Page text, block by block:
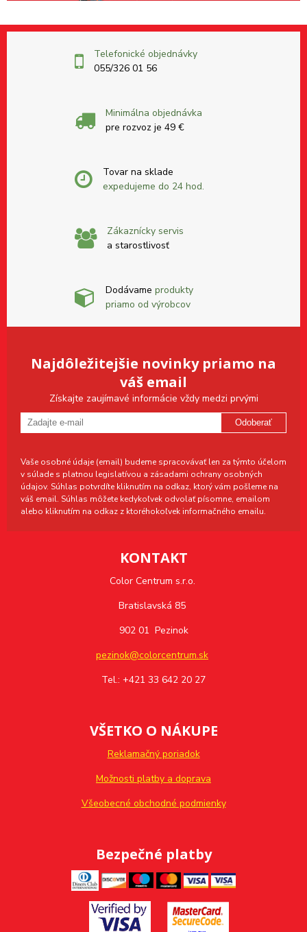
Telefonické objednávky
055/326 01 56
Minimálna objednávka
pre rozvoz je 49 €
Tovar na sklade
expedujeme do 24 hod.
Zákaznícky servis
a starostlivosť
Dodávame produkty
priamo od výrobcov
Najdôležitejšie novinky priamo na
váš email
Získajte zaujímavé informácie vždy medzi prvými
Odoberať
Vaše osobné údaje (email) budeme spracovávať len za týmto účelom
v súlade s platnou legislatívou a zásadami ochrany osobných
údajov. Súhlas potvrdíte kliknutím na odkaz, ktorý vám pošleme na
váš email. Súhlas môžete kedykoľvek odvolať písomne, emailom
alebo kliknutím na odkaz z ktoréhokoľvek informačného emailu.
KONTAKT
Color Centrum s.r.o.
Bratislavská 85
902 01 Pezinok
pezinok@colorcentrum.sk
Tel.: +421 33 642 20 27
VŠETKO O NÁKUPE
Reklamačný poriadok
Možnosti platby a doprava
Všeobecné obchodné podmienky
Bezpečné platby